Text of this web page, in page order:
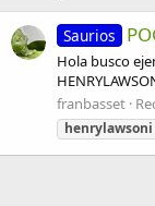
Saurios
Hola busco
franbasset
henrylawsoni